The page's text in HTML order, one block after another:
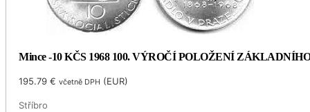
Mince -10 KČS 1968 100. VÝROČÍ POLOŽENÍ
195.79€ včetně DPH (EUR)
Stříbro